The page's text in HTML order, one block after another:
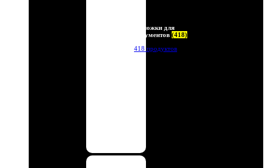
Обложки для
документов (418)
418 продуктов